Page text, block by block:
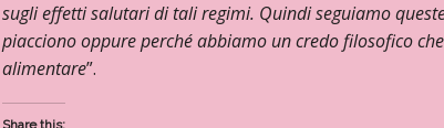
sugli effetti salutari di tali regimi. Quindi seguiamo
piacciono oppure perché abbiamo un credo filosofico
alimentare”.
Share this: